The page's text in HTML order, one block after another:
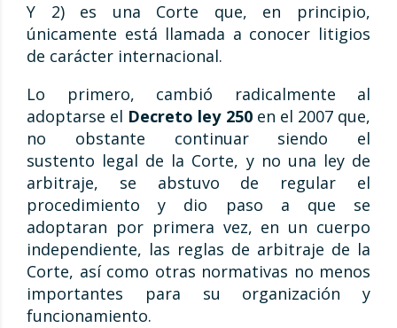
Y 2) es una Corte que, en principio,
únicamente está llamada a conocer litigios
de carácter internacional.
Lo primero, cambió radicalmente al
adoptarse el Decreto ley 250en el 2007 que,
no obstante continuar siendo el
sustento legal de la Corte, y no una ley de
arbitraje, se abstuvo de regular el
procedimiento y dio paso a que se
adoptaran por primera vez, en un cuerpo
independiente, las reglas de arbitraje de la
Corte, así como otras normativas no menos
importantes para su organización y
funcionamiento.